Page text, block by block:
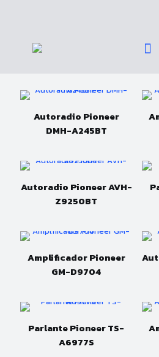
Autoradio Pioneer
DMH-A245BT
Autoradio Pioneer AVH-
Z9250BT
Amplificador Pioneer
GM-D9704
Parlante Pioneer TS-
A6977S